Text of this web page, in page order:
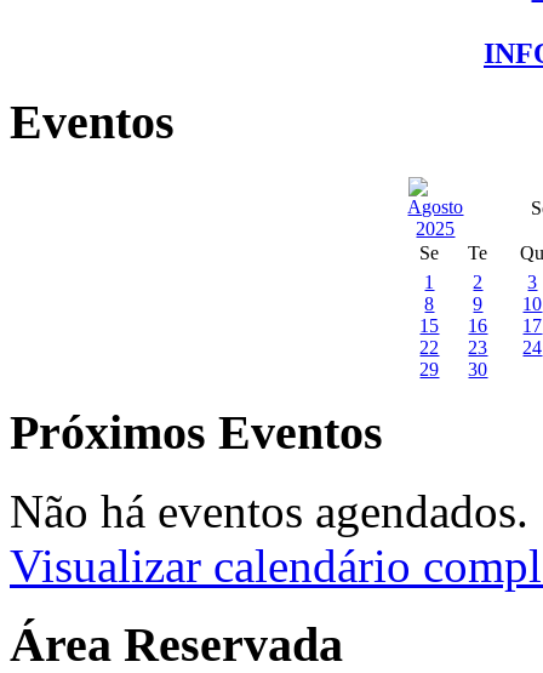
Eventos
Se Te
1
2
3
8
9
10
15
16
17
22
23
24
29
30
Próximos Eventos
Não há eventos agendados.
Visualizar calendário
Área Reservada